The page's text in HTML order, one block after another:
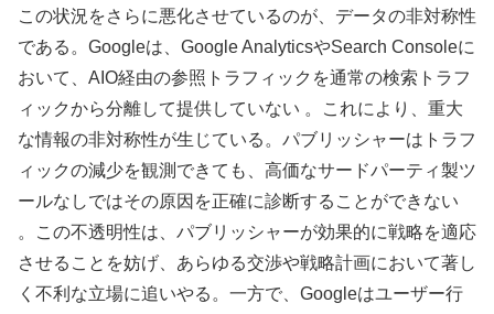
この状況をさらに悪化させているのが、データの非対称性
である。Googleは、Google AnalyticsやSearch Consoleに
おいて、AIO経由の参照トラフィックを通常の検索トラフ
ィックから分離して提供していない 。これにより、重大
な情報の非対称性が生じている。パブリッシャーはトラフ
ィックの減少を観測できても、高価なサードパーティ製ツ
ールなしではその原因を正確に診断することができない
。この不透明性は、パブリッシャーが効果的に戦略を適応
させることを妨げ、あらゆる交渉や戦略計画において著し
く不利な立場に追いやる。一方で、Googleはユーザー行